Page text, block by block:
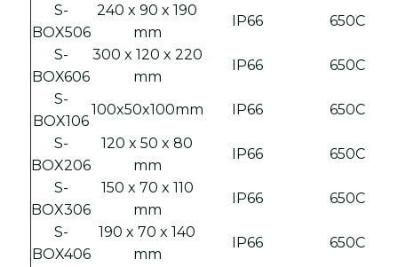
S-
BOX506
240 x 90 x 190
mm
IP66
650C
S-
BOX606
300 x 120 x 220
mm
IP66
650C
S-
BOX106
100x50x100mm IP66
650C
S-
BOX206
120 x 50 x 80
mm
IP66
650C
S-
BOX306
150 x 70 x 110
mm
IP66
650C
S-
BOX406
190 x 70 x 140
mm
IP66
650C